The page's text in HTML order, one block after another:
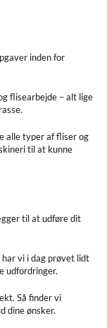
inden for
flisearbejde – alt lige
alle typer af fliser og
til at kunne
til at udføre dit
vi i dag prøvet lidt
udfordringer.
Så finder vi
dine ønsker.